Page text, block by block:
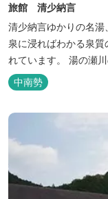
旅館 清少納言
清少納言ゆかりの名
泉に浸ればわかる泉
れています。 湯の瀬
館 清少納言です。柔
もったおもてなしを
の才女清少納言もお
中南勢